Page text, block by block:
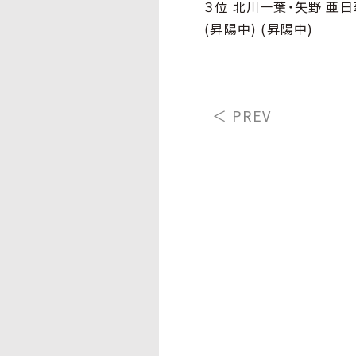
３位 北川一葉・矢野 亜
(昇陽中) (昇陽中)
＜ PREV